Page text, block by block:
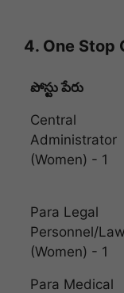
4. One Stop
పోస్టు పేరు
Central
Administrator
(Women) - 1
Para Legal
Personnel/
(Women) - 1
Para Medical